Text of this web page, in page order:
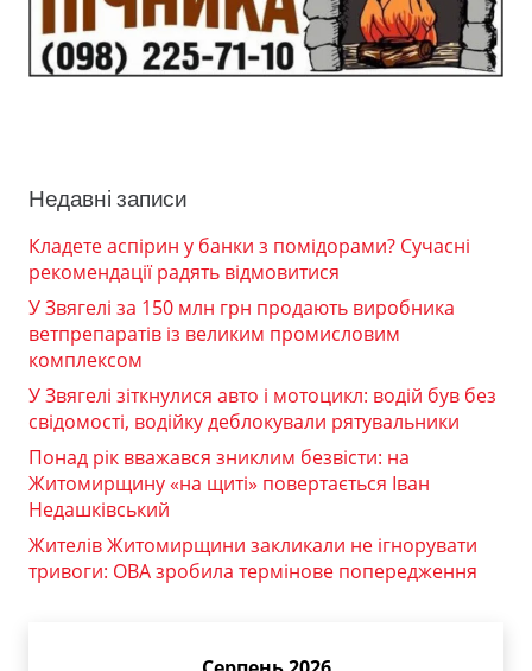
Недавні записи
Кладете аспірин у банки з помідорами? Сучасні
рекомендації радять відмовитися
У Звягелі за 150 млн грн продають виробника
ветпрепаратів із великим промисловим
комплексом
У Звягелі зіткнулися авто і мотоцикл: водій був без
свідомості, водійку деблокували рятувальники
Понад рік вважався зниклим безвісти: на
Житомирщину «на щиті» повертається Іван
Недашківський
Жителів Житомирщини закликали не ігнорувати
тривоги: ОВА зробила термінове попередження